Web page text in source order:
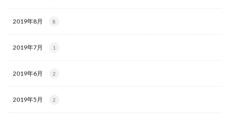
2019年8月 8
2019年7月 1
2019年6月 2
2019年5月 2